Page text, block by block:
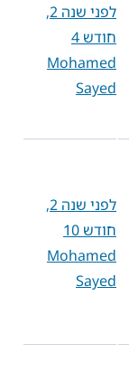
לפני שנה 2,
חודש 4
Mohamed
Sayed
לפני שנה 2,
חודש 10
Mohamed
Sayed